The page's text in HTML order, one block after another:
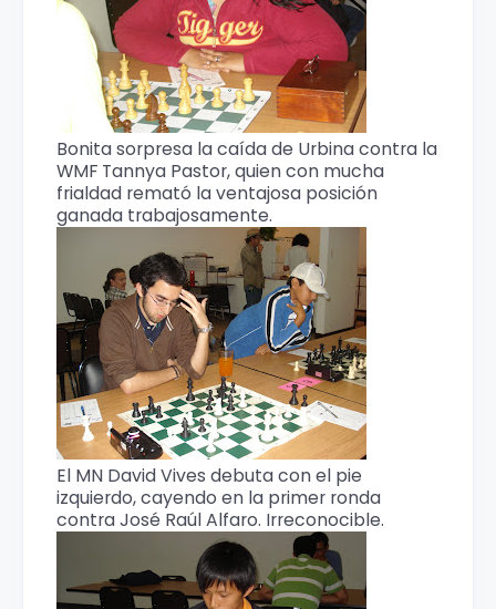
Bonita sorpresa la caída de Urbina contra la
WMF Tannya Pastor, quien con mucha
frialdad remató la ventajosa posición
ganada trabajosamente.
El MN David Vives debuta con el pie
izquierdo, cayendo en la primer ronda
contra José Raúl Alfaro. Irreconocible.